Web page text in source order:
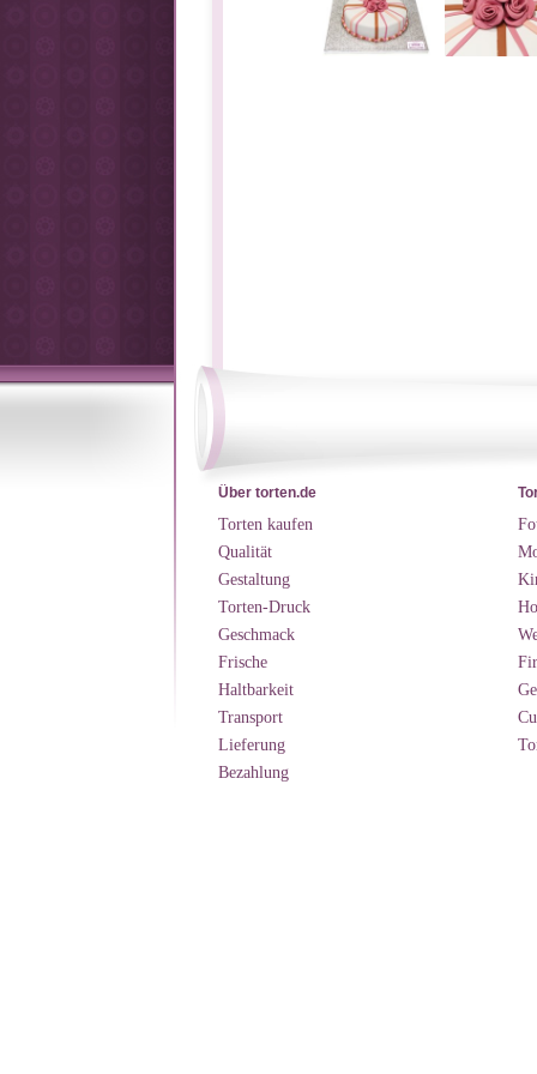
Über torten.de
Torten kaufen
Qualität
Gestaltung
Torten-Druck
Geschmack
Frische
Haltbarkeit
Transport
Lieferung
Bezahlung